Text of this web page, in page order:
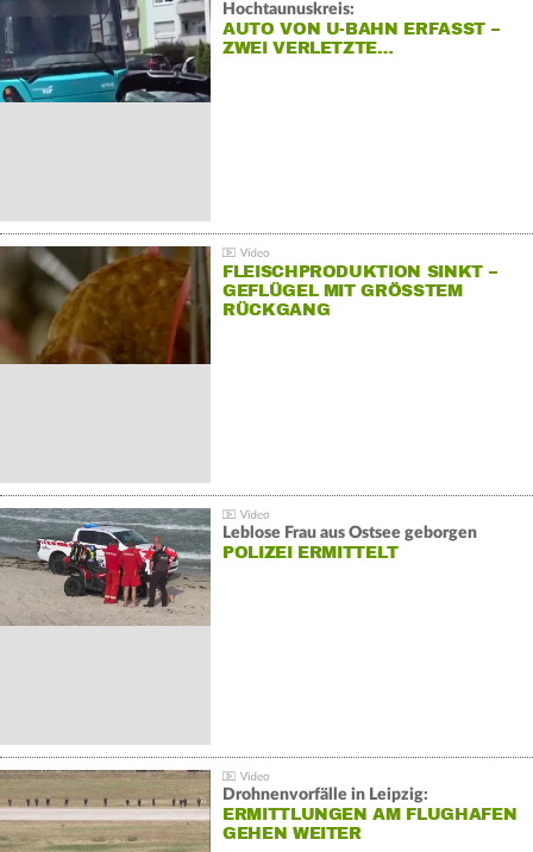
Hochtaunuskreis:
AUTO VON U-BAHN ERFASST –
ZWEI VERLETZTE…
FLEISCHPRODUKTION SINKT –
GEFLÜGEL MIT GRÖSSTEM R
ÜCKGANG
Leblose Frau aus Ostsee geborgen
POLIZEI ERMITTELT
Drohnenvorfälle in Leipzig:
ERMITTLUNGEN AM FLUGHAFEN
GEHEN WEITER